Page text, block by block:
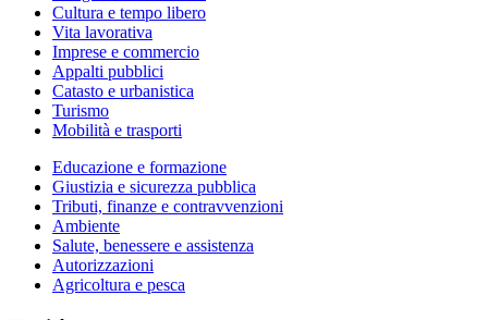
Cultura e tempo libero
Vita lavorativa
Imprese e commercio
Appalti pubblici
Catasto e urbanistica
Turismo
Mobilità e trasporti
Educazione e formazione
Giustizia e sicurezza pubblica
Tributi, finanze e contravvenzioni
Ambiente
Salute, benessere e assistenza
Autorizzazioni
Agricoltura e pesca